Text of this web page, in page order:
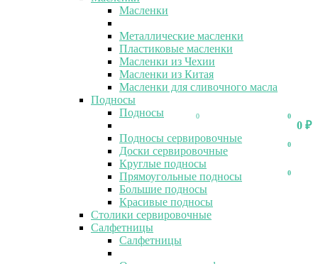
0
0 ₽
0
0
0
Масленки
Металлические масленки
Пластиковые масленки
Масленки из Чехии
Масленки из Китая
Масленки для сливочного масла
Подносы
Подносы
Подносы сервировочные
Доски сервировочные
Круглые подносы
Прямоугольные подносы
Большие подносы
Красивые подносы
Столики сервировочные
Салфетницы
Салфетницы